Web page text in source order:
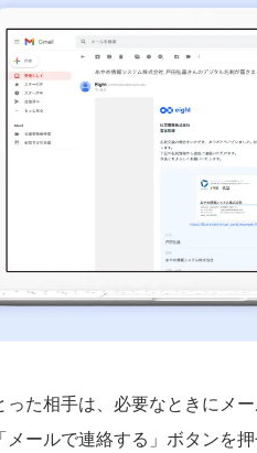
た相手は、必要なときにメ
メールで連絡する」ボタンを